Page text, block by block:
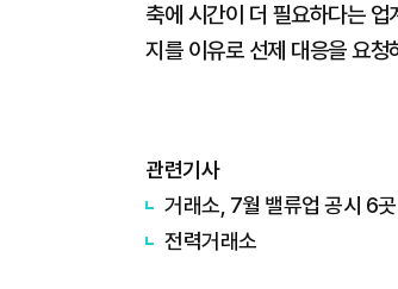
축에 시간이 더 필요하다는
지를 이유로 선제 대응을 요청
관련기사
거래소, 7월 밸류업 공시 6
전력거래소